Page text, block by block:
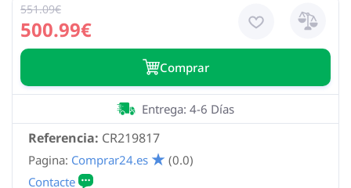
500.99€
551.09€
Сomprar
Referencia: CR219817
Entrega: 4-6 Días
Pagina: Comprar24.es (0.0)